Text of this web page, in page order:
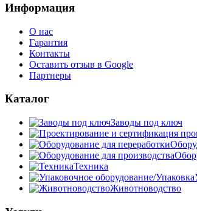
Информация
О нас
Гарантия
Контакты
Оставить отзыв в Google
Партнеры
Каталог
Заводы под ключ
Техника
Животноводство